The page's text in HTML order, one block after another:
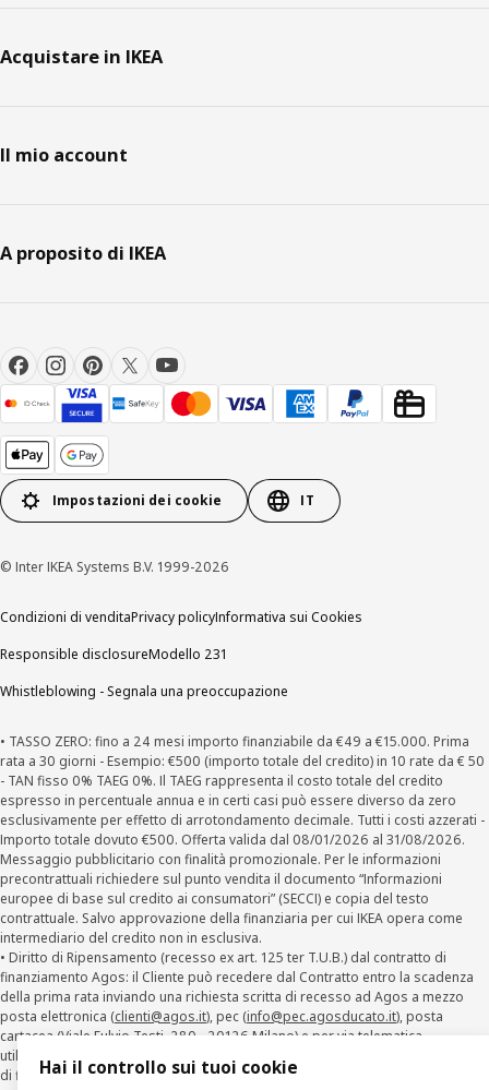
Acquistare in IKEA
Il mio account
A proposito di IKEA
Impostazioni dei cookie IT
© Inter IKEA Systems B.V. 1999-2026
Condizioni di venditaPrivacy policyInformativa sui Cookies
Responsible disclosureModello 231
Whistleblowing - Segnala una preoccupazione
• TASSO ZERO: fino a 24 mesi importo finanziabile da €49 a €15.000. Prima
rata a 30 giorni - Esempio: €500 (importo totale del credito) in 10 rate da € 50
- TAN fisso 0% TAEG 0%. Il TAEG rappresenta il costo totale del credito
espresso in percentuale annua e in certi casi può essere diverso da zero
esclusivamente per effetto di arrotondamento decimale. Tutti i costi azzerati -
Importo totale dovuto €500. Offerta valida dal 08/01/2026 al 31/08/2026.
Messaggio pubblicitario con finalità promozionale. Per le informazioni
precontrattuali richiedere sul punto vendita il documento “Informazioni
europee di base sul credito ai consumatori” (SECCI) e copia del testo
contrattuale. Salvo approvazione della finanziaria per cui IKEA opera come
intermediario del credito non in esclusiva.
• Diritto di Ripensamento (recesso ex art. 125 ter T.U.B.) dal contratto di
finanziamento Agos: il Cliente può recedere dal Contratto entro la scadenza
della prima rata inviando una richiesta scritta di recesso ad Agos a mezzo
posta elettronica (clienti@agos.it), pec (info@pec.agosducato.it), posta
cartacea (Viale Fulvio Testi, 280 - 20126 Milano) e per via telematica –
utilizzando la funzionalità sul sito
di finanziamento effettuate con canali a distanza. In caso di pre-
Hai il controllo sui tuoi cookie